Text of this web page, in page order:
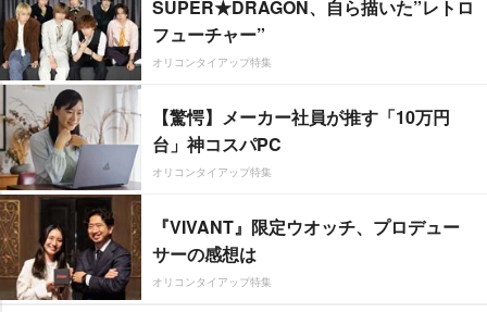
SUPER★DRAGON、自ら描いた”レトロ
フューチャー”
オリコンタイアップ特集
【驚愕】メーカー社員が推す「10万円
台」神コスパPC
オリコンタイアップ特集
『VIVANT』限定ウオッチ、プロデュー
サーの感想は
オリコンタイアップ特集